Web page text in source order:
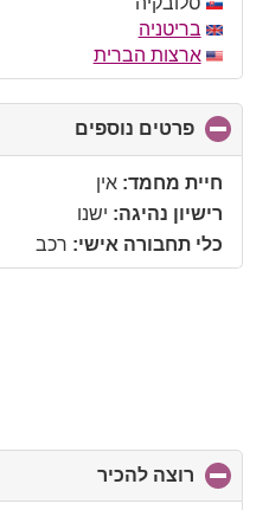
בריטניה
ארצות הברית
פרטים נוספים
to
חיית מחמד: אין
רישיון נהיגה: ישנו
כלי תחבורה אישי: רכב
רוצה להכיר
to